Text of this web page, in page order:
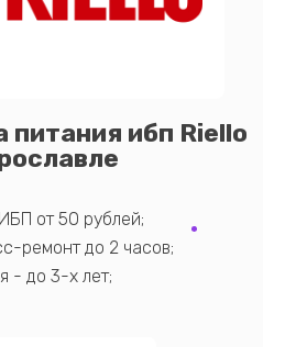
питания ибп Riello
от 50 рублей;
ремонт до 2 часов;
- до 3-х лет;